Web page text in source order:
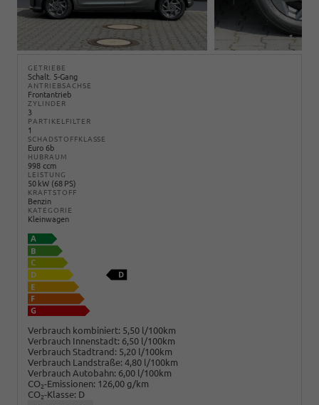
GETRIEBE
Schalt. 5-Gang
ANTRIEBSACHSE
Frontantrieb
ZYLINDER
3
PARTIKELFILTER
1
SCHADSTOFFKLASSE
Euro 6b
HUBRAUM
998 ccm
LEISTUNG
50 kW (68 PS)
KRAFTSTOFF
Benzin
KATEGORIE
Kleinwagen
Verbrauch kombiniert: 5,50 l/100km
Verbrauch Innenstadt: 6,50 l/100km
Verbrauch Stadtrand: 5,20 l/100km
Verbrauch Landstraße: 4,80 l/100km
Verbrauch Autobahn: 6,00 l/100km
CO2-Emissionen: 126,00 g/km
CO2-Klasse: D